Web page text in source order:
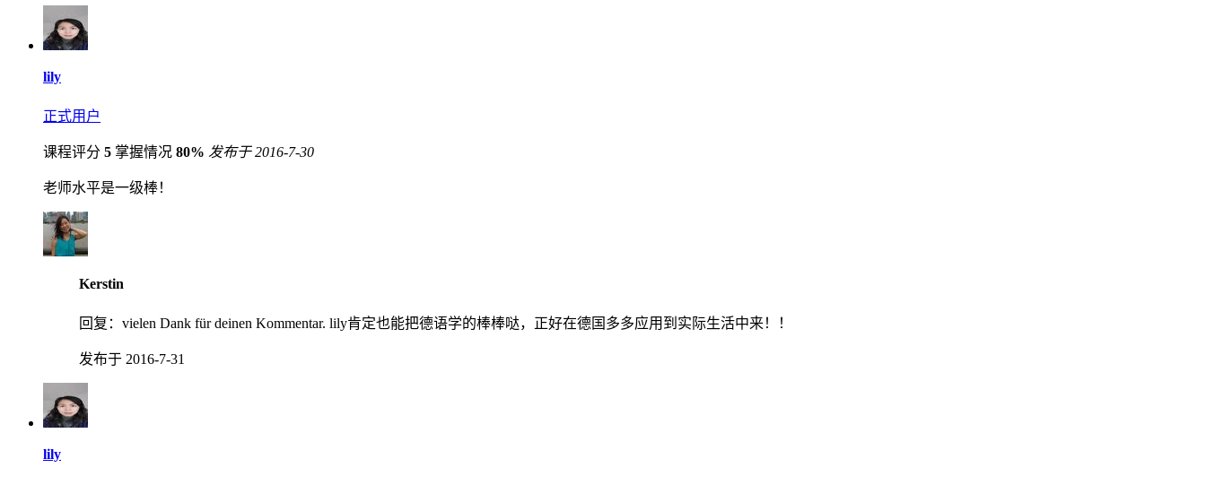
lily
正式用户
课程评分 5 掌握情况 80% 发布于 2016-7-30
老师水平是一级棒！
Kerstin
回复： vielen Dank für deinen Kommentar. lily肯定也能把德语学的棒棒哒，正好在德国多多应用到实际生活中来！！
发布于 2016-7-31
lily